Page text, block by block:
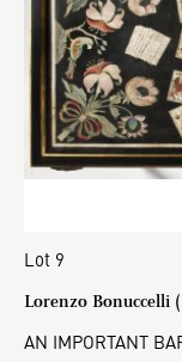
Lot 9
Lorenzo Bonuccelli
AN IMPORTANT